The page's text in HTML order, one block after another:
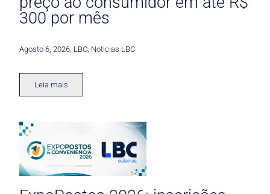
300 por mês
Agosto 6, 2026 LBC Noticias LBC
Leia mais